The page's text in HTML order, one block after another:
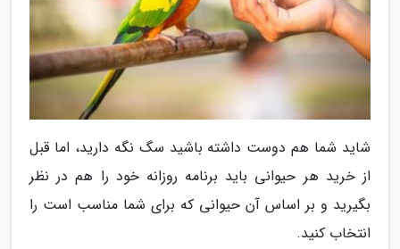
شاید شما هم دوست داشته باشید سگ نگه دارید، اما قبل
از خرید هر حیوانی باید برنامه روزانه خود را هم در نظر
بگیرید و بر اساس آن حیوانی که برای شما مناسب است را
انتخاب کنید.